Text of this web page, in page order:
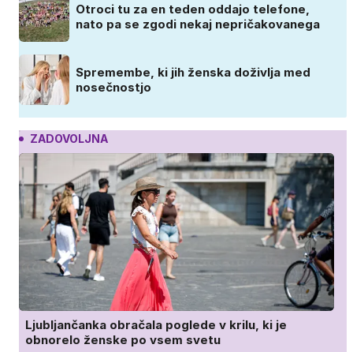
Otroci tu za en teden oddajo telefone,
nato pa se zgodi nekaj nepričakovanega
Spremembe, ki jih ženska doživlja med
nosečnostjo
ZADOVOLJNA
Ljubljančanka obračala poglede v krilu, ki je
obnorelo ženske po vsem svetu